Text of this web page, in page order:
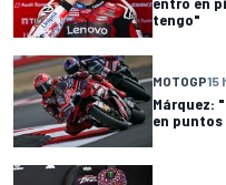
tengo"
MOTOGP15
Márquez:
en puntos